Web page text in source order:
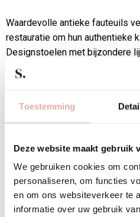
Toestemming
Deze website maakt gebruik
We gebruiken cookies om
personaliseren, om functies
en om ons websiteverkeer te
informatie over uw gebruik
Waardevolle antieke fauteuils
restauratie om hun authentieke
Designstoelen met bijzondere
om de oorspronkelijke
moderne meubels met
Meubels die intensief worden
duurzaamheid van handwerk.
stoffering loont vooral bij
worden gebruikt en jarenlang